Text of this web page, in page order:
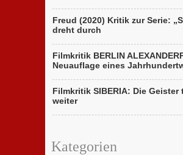
Freud (2020) Kritik zur Serie:
dreht durch
Filmkritik BERLIN
Neuauflage eines
Filmkritik SIBERIA: Die Geister
weiter
Kategorien